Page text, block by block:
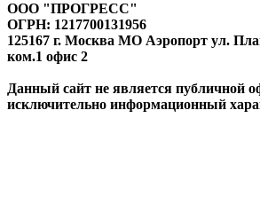
ООО "ПРОГРЕСС"
ОГРН: 1217700131956
125167 г. Москва МО Аэропорт ул.
ком.1 офис 2
Данный сайт не является публичной
исключительно информационный